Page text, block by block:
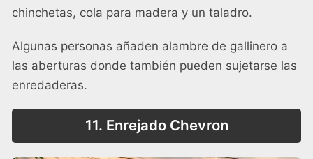
chinchetas, cola para madera y un taladro.
Algunas personas añaden alambre de gallinero a
las aberturas donde también pueden sujetarse las
enredaderas.
11. Enrejado Chevron